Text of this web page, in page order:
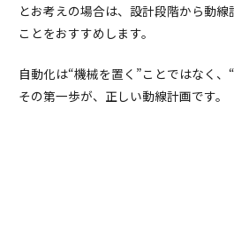
とお考えの場合は、設計段階から動
ことをおすすめします。
自動化は“機械を置く”ことではなく、
その第一歩が、正しい動線計画です。